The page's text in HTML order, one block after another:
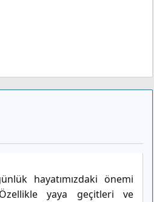
hayatımızdaki önemi
yaya geçitleri ve